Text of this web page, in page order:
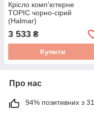
Крісло комп'ютерне
TOPIC чорно-сірий
(Halmar)
3 533 ₴
Купити
Про нас
94% позитивних з